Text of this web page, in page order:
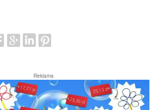
Reklama